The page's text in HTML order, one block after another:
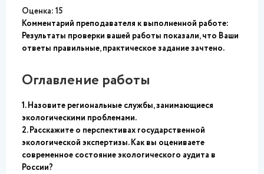
Оценка: 15
Комментарий преподавателя к выполненной работе:
Результаты проверки вашей работы показали, что Ваши
ответы правильные, практическое задание зачтено.
Оглавление работы
1. Назовите региональные службы, занимающиеся
экологическими проблемами.
2. Расскажите о перспективах государственной
экологической экспертизы. Как вы оцениваете
современное состояние экологического аудита в
России?